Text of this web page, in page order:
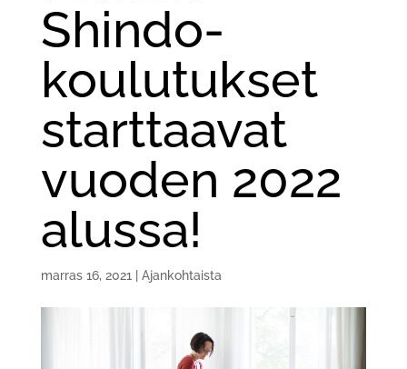
Shindo-
koulutukset
starttaavat
vuoden 2022
alussa!
marras 16, 2021 Ajankohtaista